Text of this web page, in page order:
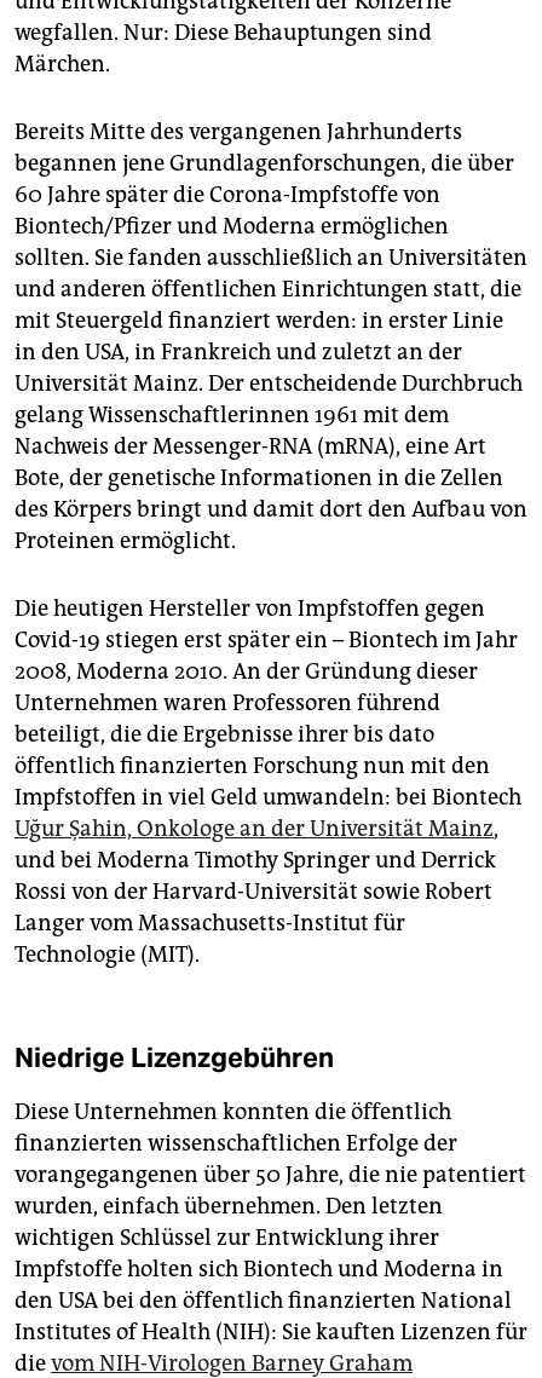
wegfallen. Nur: Diese Behauptungen sind
Märchen.
Bereits Mitte des vergangenen Jahrhunderts
begannen jene Grundlagenforschungen, die über
60 Jahre später die Corona-Impfstoffe von
Biontech/Pfizer und Moderna ermöglichen
sollten. Sie fanden ausschließlich an Universitäten
und anderen öffentlichen Einrichtungen statt, die
mit Steuergeld finanziert werden: in erster Linie
in den USA, in Frankreich und zuletzt an der
Universität Mainz. Der entscheidende Durchbruch
gelang Wissenschaftlerinnen 1961 mit dem
Nachweis der Messenger-RNA (mRNA), eine Art
Bote, der genetische Informationen in die Zellen
des Körpers bringt und damit dort den Aufbau von
Proteinen ermöglicht.
Die heutigen Hersteller von Impfstoffen gegen
Covid-19 stiegen erst später ein – Biontech im Jahr
2008, Moderna 2010. An der Gründung dieser
Unternehmen waren Professoren führend
beteiligt, die die Ergebnisse ihrer bis dato
öffentlich finanzierten Forschung nun mit den
Impfstoffen in viel Geld umwandeln: bei Biontech
Uğur Şahin, Onkologe an der Universität Mainz,
und bei Moderna Timothy Springer und Derrick
Rossi von der Harvard-Universität sowie Robert
Langer vom Massachusetts-Institut für
Technologie (MIT).
Niedrige Lizenzgebühren
Diese Unternehmen konnten die öffentlich
finanzierten wissenschaftlichen Erfolge der
vorangegangenen über 50 Jahre, die nie patentiert
wurden, einfach übernehmen. Den letzten
wichtigen Schlüssel zur Entwicklung ihrer
Impfstoffe holten sich Biontech und Moderna in
den USA bei den öffentlich finanzierten National
Institutes of Health (NIH): Sie kauften Lizenzen für
dievom NIH-Virologen Barney Graham